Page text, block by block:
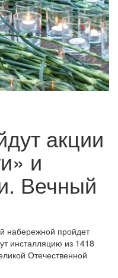
акции
и
Вечный
набережной пройдет
инсталляцию из 1418
Отечественной